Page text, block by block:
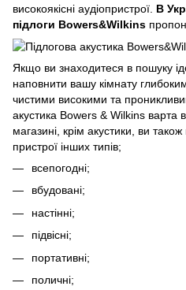
високоякісні аудіопристрої. В
підлоги Bowers&Wilkins
Якщо ви знаходитеся в пошуку
наповнити вашу кімнату
чистими високими та
акустика Bowers & Wilkins варта
магазині, крім акустики, ви
пристрої інших типів;
всепогодні;
вбудовані;
настінні;
підвісні;
портативні;
поличні;